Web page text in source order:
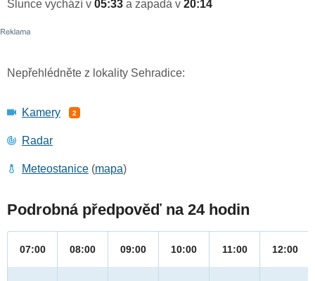
Slunce vychází v 05:33 a zapadá v 20:14
Nepřehlédněte z lokality Sehradice:
Kamery 2
Radar
Meteostanice (mapa)
Podrobná předpověď na 24 hodin
07:00 08:00 09:00 10:00 11:00 12:00